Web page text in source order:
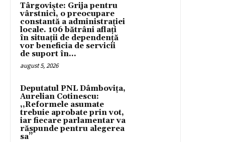
Târgoviște: Grija pentru
vârstnici, o preocupare
constantă a administrației
locale. 106 bătrâni aflați
în situații de dependență
vor beneficia de servicii
de suport în...
august 5, 2026
Deputatul PNL Dâmbovița,
Aurelian Cotinescu:
,,Reformele asumate
trebuie aprobate prin vot,
iar fiecare parlamentar va
răspunde pentru alegerea
sa’’